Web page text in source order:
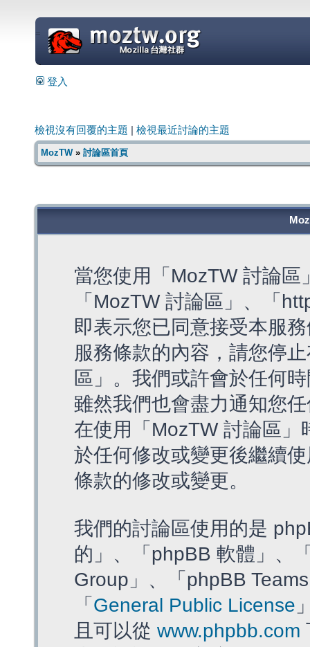
=
登入
檢視沒有回覆的主題 檢視最近討論的主題
MozTW» 討論區首頁
當您使用「MozTW 討論
「MozTW 討論區」、「
即表示您已同意接受本服
服務條款的內容，請您停
區」。我們或許會於任何
雖然我們也會盡力通知您
在使用「MozTW 討論區
於任何修改或變更後繼續
條款的修改或變更。
我們的討論區使用的是
的」、「phpBB 軟體」、
Group」、「phpBB
「 General Public License
且可以從 www.phpbb.com